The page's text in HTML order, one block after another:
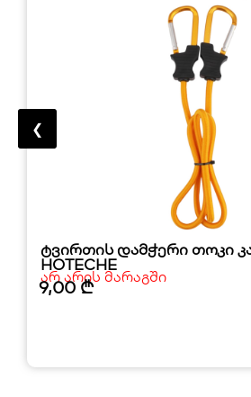
ტვირთის დამჭერი თოკი
HOTECHE
არ არის მარაგში
9,00 ₾
❮